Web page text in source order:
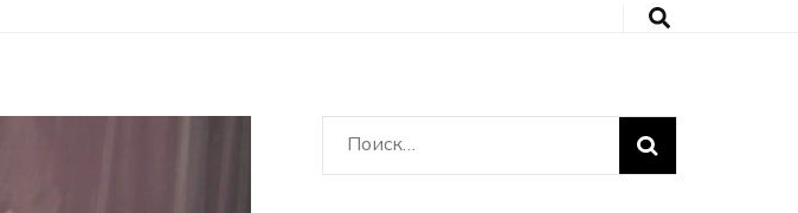
Найти: